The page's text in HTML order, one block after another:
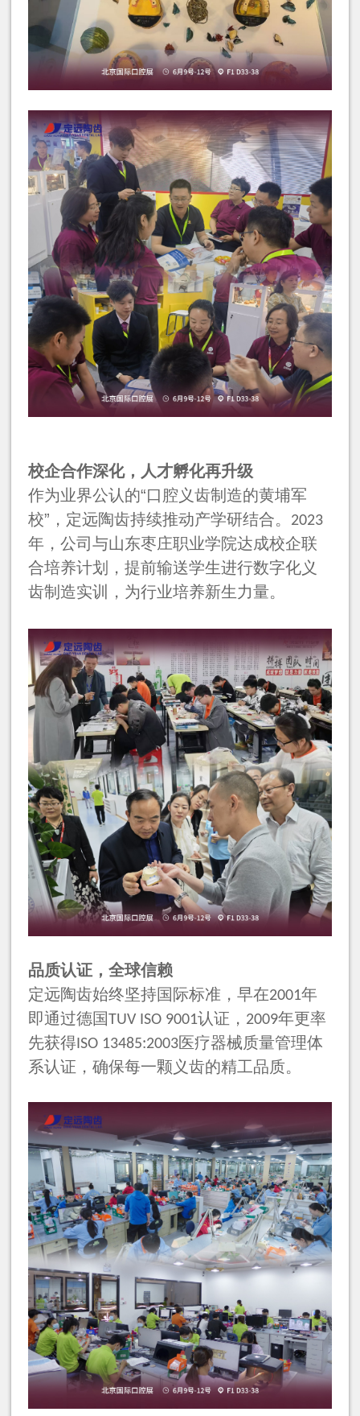
校企合作深化，人才孵化再升级
作为业界公认的“口腔义齿制造的黄埔军
校”，定远陶齿持续推动产学研结合。 2023
年，公司与山东枣庄职业学院达成校企联
合培养计划，提前输送学生进行数字化义
齿制造实训，为行业培养新生力量。
品质认证，全球信赖
定远陶齿始终坚持国际标准，早在2001年
即通过德国TUV ISO 9001认证， 2009年更率
先获得 ISO 13485:2003医疗器械质量管理体
系认证，确保每一颗义齿的精工品质。